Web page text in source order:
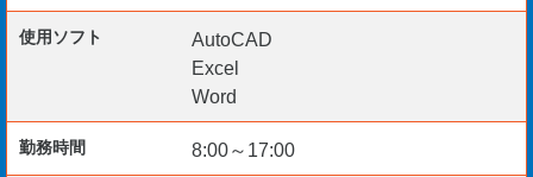
マイカー通勤も可能です。
ご興味のある方からのご応募をお待ちしております。
使用ソフト
AutoCAD
Excel
Word
勤務時間 8:00～17:00